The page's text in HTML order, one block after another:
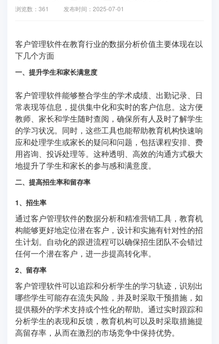
浏览数：361 发布时间：2025-07-01
客户管理软件在教育行业的数据分析价值主要体现在以
下几个方面
一、提升学生和家长满意度
客户管理软件能够整合学生的学术成绩、出勤记录、日
常表现等信息，提供集中化和实时的客户信息。这方便
教师、家长和学生随时查阅，确保所有人及时了解学生
的学习状况。同时，这些工具也能帮助教育机构快速响
应和处理学生或家长的疑问和问题，包括课程安排、费
用咨询、投诉处理等。这种透明、高效的沟通方式极大
地提升了学生和家长的参与感和满意度。
二、提高招生率和留存率
1、招生率
通过客户管理软件的数据分析和精准营销工具，教育机
构能够更好地定位潜在客户，设计和实施有针对性的招
生计划。自动化的跟进流程可以确保招生团队不会错过
任何一个潜在客户，进一步提高转化率。
2、留存率
客户管理软件可以追踪和分析学生的学习轨迹，识别出
哪些学生可能存在流失风险，并及时采取干预措施，如
提供额外的学术支持或个性化的帮助。通过实时跟踪和
分析学生的表现和反馈，教育机构可以及时采取措施提
高留存率，从而在激烈的市场竞争中保持优势。